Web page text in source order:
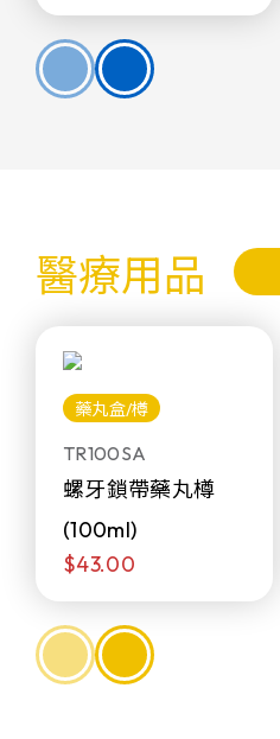
醫療用品
藥丸盒/樽
TR100SA
螺牙鎖帶藥丸樽
(100ml)
$43.00